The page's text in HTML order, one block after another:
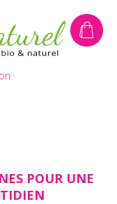
POUR UNE